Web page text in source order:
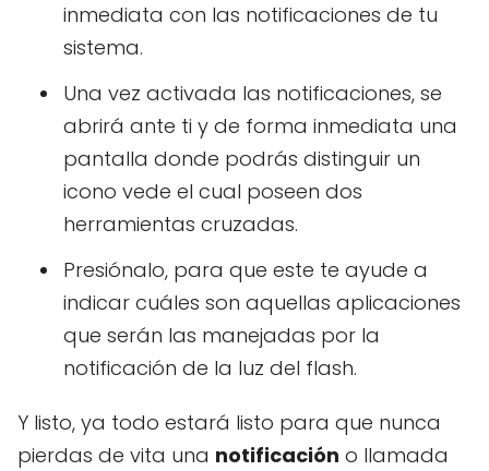
inmediata con las notificaciones de tu
sistema.
Una vez activada las notificaciones, se
abrirá ante ti y de forma inmediata una
pantalla donde podrás distinguir un
icono vede el cual poseen dos
herramientas cruzadas.
Presiónalo, para que este te ayude a
indicar cuáles son aquellas aplicaciones
que serán las manejadas por la
notificación de la luz del flash.
Y listo, ya todo estará listo para que nunca
pierdas de vita una notificación o llamada